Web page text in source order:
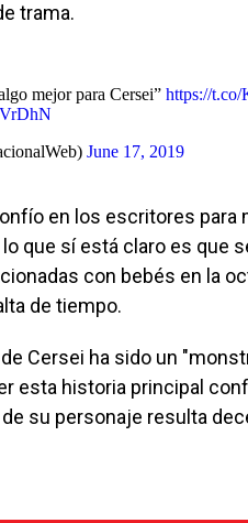
trama.
mejor para Cersei” https://
June 17, 2019
en los escritores para
que sí está claro es que
con bebés en la
de tiempo.
Cersei ha sido un
esta historia principal
de su personaje resulta